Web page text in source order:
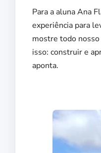
Para a aluna Ana
experiência para
mostre todo
isso: construir e
aponta.